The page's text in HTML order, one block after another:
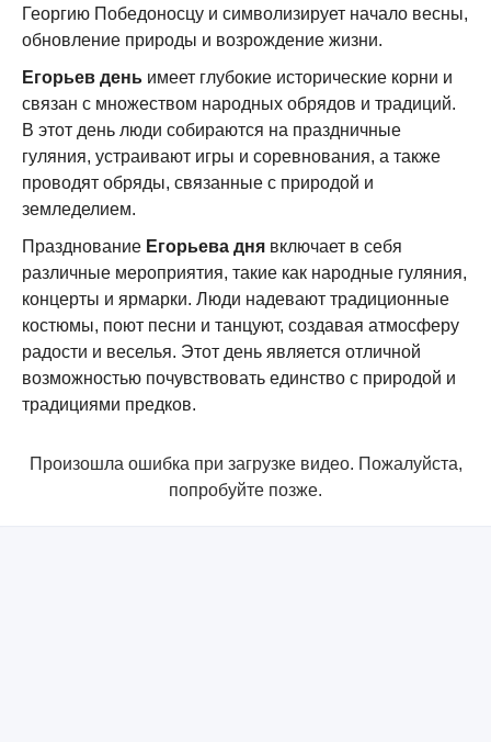
Георгию Победоносцу и символизирует начало весны,
обновление природы и возрождение жизни.
Егорьев день имеет глубокие исторические корни и
связан с множеством народных обрядов и традиций.
В этот день люди собираются на праздничные
гуляния, устраивают игры и соревнования, а также
проводят обряды, связанные с природой и
земледелием.
Празднование Егорьева дня включает в себя
различные мероприятия, такие как народные гуляния,
концерты и ярмарки. Люди надевают традиционные
костюмы, поют песни и танцуют, создавая атмосферу
радости и веселья. Этот день является отличной
возможностью почувствовать единство с природой и
традициями предков.
Произошла ошибка при загрузке видео. Пожалуйста,
попробуйте позже.